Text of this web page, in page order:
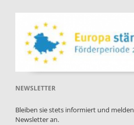
NEWSLETTER
Bleiben sie stets informiert und
Newsletter an.